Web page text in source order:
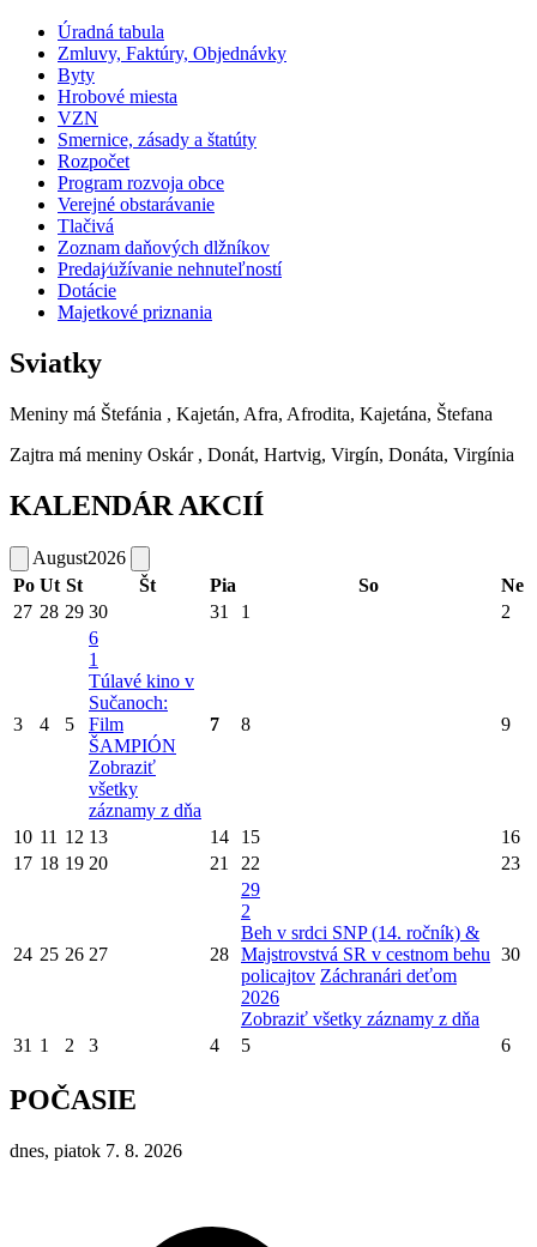
Úradná tabula
Zmluvy, Faktúry, Objednávky
Byty
Hrobové miesta
VZN
Smernice, zásady a štatúty
Rozpočet
Program rozvoja obce
Verejné obstarávanie
Tlačivá
Zoznam daňových dlžníkov
Predaj⁄užívanie nehnuteľností
Dotácie
Majetkové priznania
Sviatky
Meniny má Štefánia , Kajetán, Afra, Afrodita, Kajetána, Štefana
Zajtra má meniny Oskár , Donát, Hartvig, Virgín, Donáta, Virgínia
KALENDÁR AKCIÍ
August2026
Po Ut St Št Pia So
Ne
27 28 29 30 31 1 2
3 4 5
6
1
Túlavé kino v
Sučanoch:
Film
ŠAMPIÓN
Zobraziť
všetky
záznamy z dňa
7 8 9
10 11 12 13 14 15
16
17 18 19 20 21 22 23
24 25 26 27 28
29
2
Beh v srdci SNP (14. ročník) &
Majstrovstvá SR v cestnom behu
policajtov Záchranári deťom
2026
Zobraziť všetky záznamy z dňa
30
31 1 2 3 4 5 6
POČASIE
dnes, piatok 7. 8. 2026